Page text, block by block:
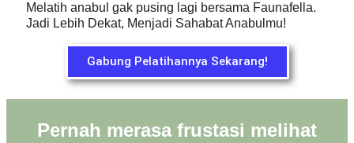
Melatih anabul gak pusing lagi bersama Faunafella.
Jadi Lebih Dekat, Menjadi Sahabat Anabulmu!
Gabung Pelatihannya Sekarang!
Pernah merasa frustasi melihat